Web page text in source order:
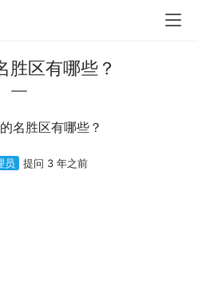
胜区有哪些？
名胜区有哪些？
员 提问 3 年之前